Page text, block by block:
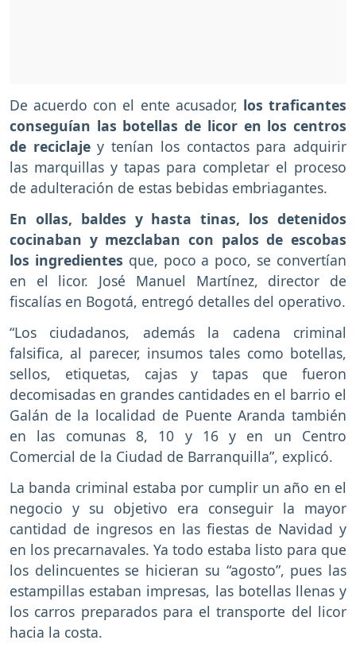
De acuerdo con el ente acusador, los traficantes
conseguían las botellas de licor en los centros
de reciclajey tenían los contactos para adquirir
las marquillas y tapas para completar el proceso
de adulteración de estas bebidas embriagantes.
En ollas, baldes y hasta tinas, los detenidos
cocinaban y mezclaban con palos de escobas
los ingredientes que, poco a poco, se convertían
en el licor. José Manuel Martínez, director de
fiscalías en Bogotá, entregó detalles del operativo.
“Los ciudadanos, además la cadena criminal
falsifica, al parecer, insumos tales como botellas,
sellos, etiquetas, cajas y tapas que fueron
decomisadas en grandes cantidades en el barrio el
Galán de la localidad de Puente Aranda también
en las comunas 8, 10 y 16 y en un Centro
Comercial de la Ciudad de Barranquilla”, explicó.
La banda criminal estaba por cumplir un año en el
negocio y su objetivo era conseguir la mayor
cantidad de ingresos en las fiestas de Navidad y
en los precarnavales. Ya todo estaba listo para que
los delincuentes se hicieran su “agosto”, pues las
estampillas estaban impresas, las botellas llenas y
los carros preparados para el transporte del licor
hacia la costa.